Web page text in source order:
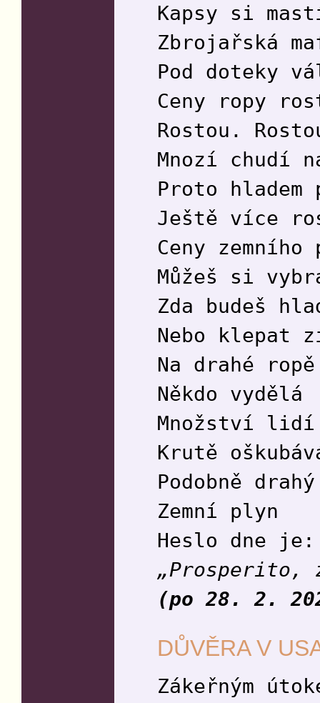
Kapsy si
Zbrojařská
Pod doteky
Ceny ropy
Rostou.
Mnozí chudí
Proto hladem
Ještě více
Ceny zemního
Můžeš si
Zda budeš
Nebo klepat
Na drahé ropě
Někdo vydělá
Množství
Krutě
Podobně drahý
Zemní plyn
Heslo dne je:
„Prosperito,
(po 28. 2.
DŮVĚRA V
Zákeřným